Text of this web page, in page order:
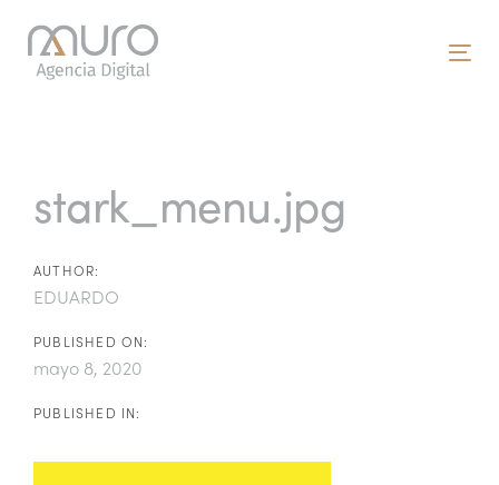
links
primary
contentstark_menu.jpg
AUTHOR:
EDUARDO
PUBLISHED ON:
mayo 8, 2020
PUBLISHED IN:
navigation